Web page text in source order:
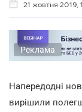
21 жовтня 2019,
Реклама
Напередодні
вирішили